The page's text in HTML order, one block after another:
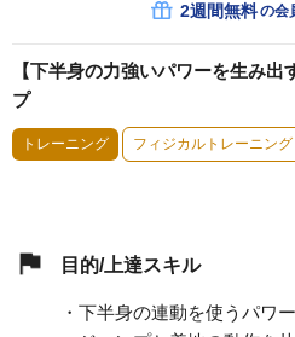
2週間無料の会
【下半身の力強いパワーを生み
プ
トレーニング フィジカルトレーニング
目的/上達スキル
・下半身の連動を使うパワ